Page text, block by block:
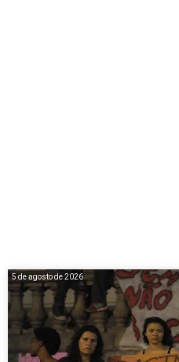
5 de agosto de 2026